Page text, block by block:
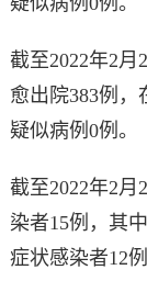
截至2022年2
愈出院383例
疑似病例0例。
截至2022年2
染者15例，其
症状感染者12例